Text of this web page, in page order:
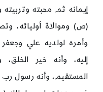
إيمانه ثم محبته
(ص) وموالاة أوليائه،
وأمره لولديه علي
إليه، وأنه خير
المستقيم، وأنه رسول رب